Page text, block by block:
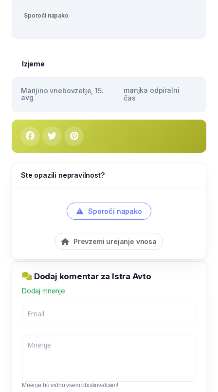
Sporoči napako
Izjeme
Marijino vnebovzetje, 15.
avg
manjka odpiralni
čas
Ste opazili nepravilnost?
Sporoči napako
Prevzemi urejanje vnosa
Dodaj komentar za Istra Avto
Dodaj mnenje
Mnenje bo vidno vsem obiskovalcem!